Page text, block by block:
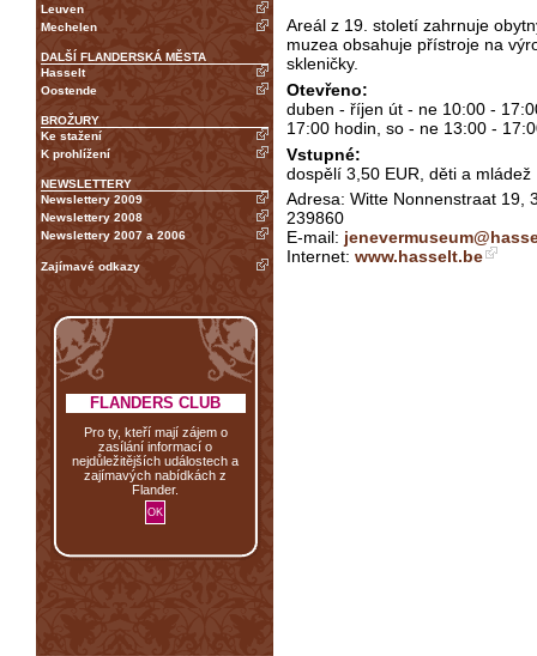
Leuven
Mechelen
DALŠÍ FLANDERSKÁ MĚSTA
Hasselt
Oostende
BROŽURY
Ke stažení
K prohlížení
NEWSLETTERY
Newslettery 2009
Newslettery 2008
Newslettery 2007 a 2006
Zajímavé odkazy
FLANDERS CLUB
Pro ty, kteří mají zájem o
zasílání informací o
nejdůležitějších událostech a
zajímavých nabídkách z
Flander.
Areál z 19. století zahrnuje
muzea obsahuje přístroje na
skleničky.
Otevřeno:
duben - říjen út - ne 10:00 -
17:00 hodin, so - ne 13:00 -
Vstupné:
dospělí 3,50 EUR, děti a mládež
Adresa: Witte Nonnenstraat 19,
239860
E-mail:
Internet: www.hasselt.be